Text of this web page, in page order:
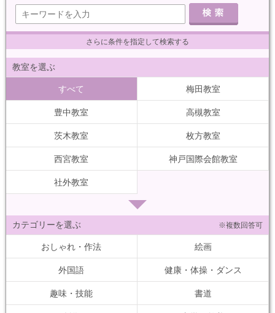
さらに条件を指定して検索する
教室を選ぶ
すべて 梅田教室
豊中教室 高槻教室
茨木教室 枚方教室
西宮教室 神戸国際会館教室
社外教室
カテゴリーを選ぶ ※複数回答可
おしゃれ・作法 絵画
外国語 健康・体操・ダンス
趣味・技能 書道